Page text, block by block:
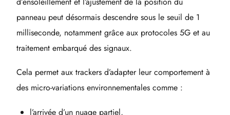
panneau peut désormais descendre sous le seuil de 1
milliseconde, notamment grâce aux protocoles 5G et au
traitement embarqué des signaux.
Cela permet aux trackers d’adapter leur comportement à
des micro-variations environnementales comme :
l’arrivée d’un nuage partiel,